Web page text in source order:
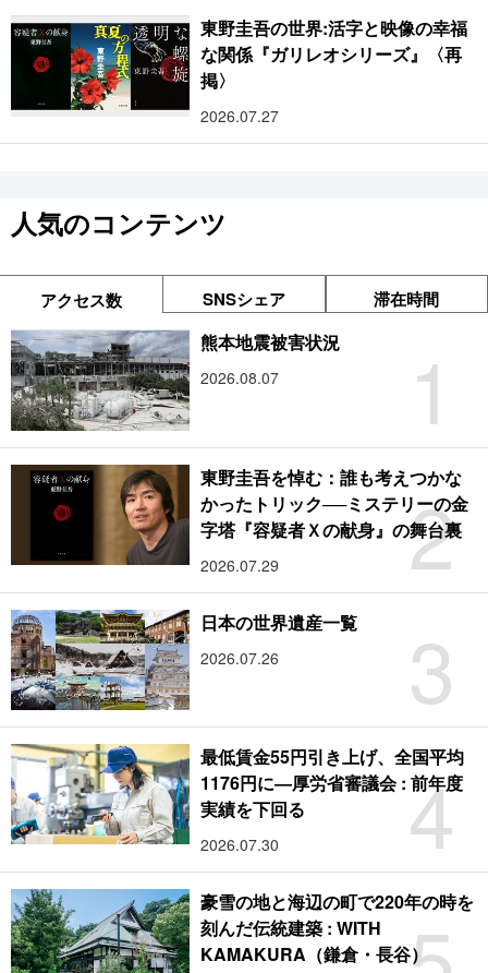
東野圭吾の世界:活字と映像の幸福
な関係『ガリレオシリーズ』〈再
掲〉
2026.07.27
人気のコンテンツ
アクセス数 SNSシェア 滞在時間
1
熊本地震被害状況
2026.08.07
2
東野圭吾を悼む：誰も考えつかな
かったトリック──ミステリーの金
字塔『容疑者Ｘの献身』の舞台裏
2026.07.29
3
日本の世界遺産一覧
2026.07.26
4
最低賃金55円引き上げ、全国平均
1176円に―厚労省審議会 : 前年度
実績を下回る
2026.07.30
豪雪の地と海辺の町で220年の時を
刻んだ伝統建築 : WITH
KAMAKURA（鎌倉・長谷）